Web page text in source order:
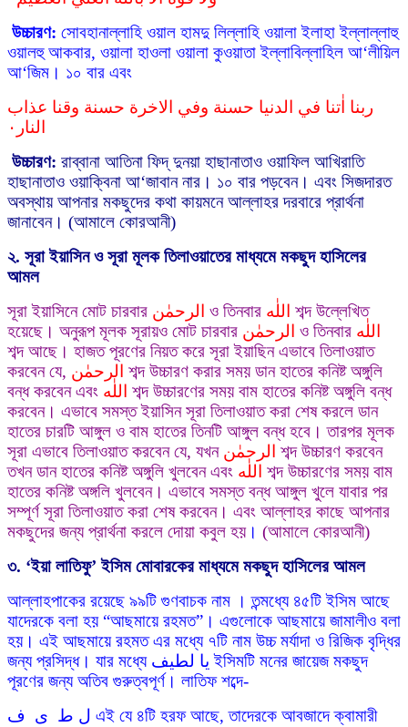
উচ্চারণ: সোবহানাল্লাহি ওয়াল হামদু লিল্লাহি ওয়ালা ইলাহা ইল্লাল্লাহু
ওয়ালহু আকবার, ওয়ালা হাওলা ওয়ালা কুওয়াতা ইল্লাবিল্লাহিল আ‘লীয়িল
আ‘জিম। ১০ বার এবং
ربنا اٰتنا في الدنيا حسنة وفي الاخرة حسنة وقنا عذاب
النار٠
উচ্চারণ: রাব্বানা আতিনা ফিদ্ দুনয়া হাছানাতাও ওয়াফিল আখিরাতি
হাছানাতাও ওয়াক্বিনা আ‘জাবান নার। ১০ বার পড়বেন। এবং সিজদারত
অবস্থায় আপনার মকছুদের কথা কায়মনে আল্লাহর দরবারে প্রার্থনা
জানাবেন। (আমালে কোরআনী)
২. সূরা ইয়াসিনওসূরামূলক তিলাওয়াতের মাধ্যমে মকছুদ হাসিলের
আমল
সূরা ইয়াসিনে মোট চারবার الرحمٰن ও তিনবার اللٰه শব্দ উল্লেখিত
হয়েছে। অনুরূপ মূলক সূরায়ও মোট চারবার الرحمٰن ও তিনবার اللٰه
শব্দ আছে। হাজত পূরণের নিয়ত করে সূরা ইয়াছিন এভাবে তিলাওয়াত
করবেন যে, الرحمٰن শব্দ উচ্চারণ করার সময় ডান হাতের কনিষ্ট অঙ্গুলি
বন্ধ করবেন এবং اللٰه শব্দ উচ্চারণের সময় বাম হাতের কনিষ্ট অঙ্গুলি বন্ধ
করবেন। এভাবে সমস্ত ইয়াসিন সূরা তিলাওয়াত করা শেষ করলে ডান
হাতের চারটি আঙ্গুল ও বাম হাতের তিনটি আঙ্গুল বন্ধ হবে। তারপর মূলক
সূরা এভাবে তিলাওয়াত করবেন যে, যখন الرحمٰن শব্দ উচ্চারণ করবেন
তখন ডান হাতের কনিষ্ট অঙ্গুলি খুলবেন এবং اللٰه শব্দ উচ্চারণের সময় বাম
হাতের কনিষ্ট অঙ্গলি খুলবেন। এভাবে সমস্ত বন্ধ আঙ্গুল খুলে যাবার পর
সম্পূর্ণ সূরা তিলাওয়াত করা শেষ করবেন। এবং আল্লাহর কাছে আপনার
মকছুদের জন্য প্রার্থনা করলে দোয়া কবুল হয়। (আমালে কোরআনী)
৩. ‘ইয়া লাতিফু’ ইসিম মোবারকের মাধ্যমে মকছুদ হাসিলের আমল
আল্লাহপাকের রয়েছে ৯৯টি গুণবাচক নাম । তন্মধ্যে ৪৫টি ইসিম আছে
যাদেরকে বলা হয় “আছমায়ে রহমত”। এগুলোকে আছমায়ে জামালীও বলা
হয়। এই আছমায়ে রহমত এর মধ্যে ৭টি নাম উচ্চ মর্যাদা ও রিজিক বৃদ্ধির
জন্য প্রসিদ্ধ। যার মধ্যে يا لطيف ইসিমটি মনের জায়েজ মকছুদ
পূরণের জন্য অতিব গুরুত্বপূর্ণ। লাতিফ শব্দে-
ل ط ى ف এই যে ৪টি হরফ আছে, তাদেরকে আবজাদে ক্বামারী